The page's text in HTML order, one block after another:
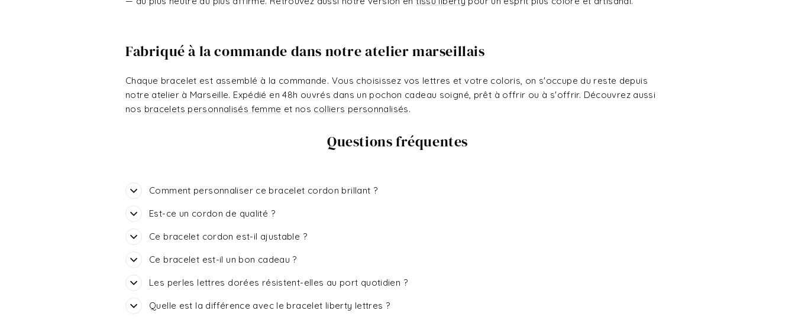
Fabriqué à la commande dans notre atelier marseillais
Chaque bracelet est assemblé à la commande. Vous choisissez vos lettres et votre coloris, on s'occupe du reste depuis
notre atelier à Marseille. Expédié en 48h ouvrés dans un pochon cadeau soigné, prêt à offrir ou à s'offrir. Découvrez aussi
nos bracelets personnalisés femme et nos colliers personnalisés.
Questions fréquentes
Comment personnaliser ce bracelet cordon brillant ?
Est-ce un cordon de qualité ?
Ce bracelet cordon est-il ajustable ?
Ce bracelet est-il un bon cadeau ?
Les perles lettres dorées résistent-elles au port quotidien ?
Quelle est la différence avec le bracelet liberty lettres ?